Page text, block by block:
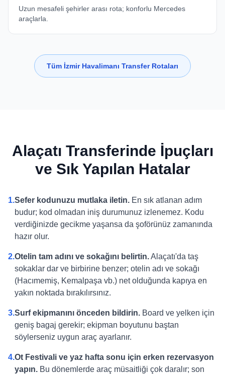
Uzun mesafeli şehirler arası rota; konforlu Mercedes
araçlarla.
Tüm İzmir Havalimanı Transfer Rotaları
Alaçatı Transferinde İpuçları
ve Sık Yapılan Hatalar
1.Sefer kodunuzu mutlaka iletin. En sık atlanan adım
budur; kod olmadan iniş durumunuz izlenemez. Kodu
verdiğinizde gecikme yaşansa da şoförünüz zamanında
hazır olur.
2.Otelin tam adını ve sokağını belirtin.Alaçatı'da taş
sokaklar dar ve birbirine benzer; otelin adı ve sokağı
(Hacımemiş, Kemalpaşa vb.) net olduğunda kapıya en
yakın noktada bırakılırsınız.
3.Surf ekipmanını önceden bildirin. Board ve yelken için
geniş bagaj gerekir; ekipman boyutunu baştan
söylerseniz uygun araç ayarlanır.
4.Ot Festivali ve yaz hafta sonu için erken rezervasyon
yapın. Bu dönemlerde araç müsaitliği çok daralır; son